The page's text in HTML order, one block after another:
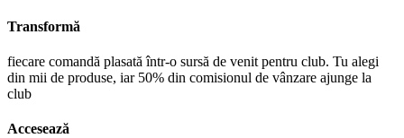
Transformă
fiecare comandă plasată într-o sursă de venit pentru club. Tu alegi
din mii de produse, iar 50% din comisionul de vânzare ajunge la
club
Accesează